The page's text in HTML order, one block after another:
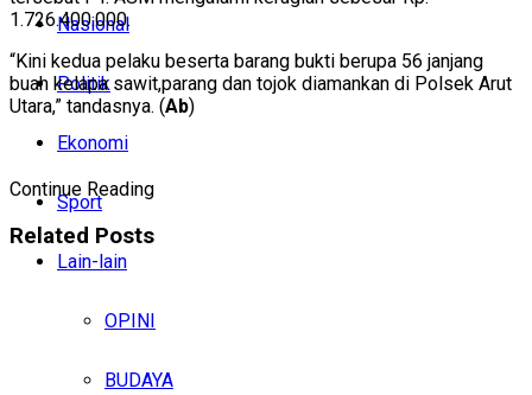
Nasional
Politik
Ekonomi
Sport
Lain-lain
OPINI
BUDAYA
1.726.400.000.
“Kini kedua pelaku beserta barang bukti berupa 56 janjang
buah kelapa sawit,parang dan tojok diamankan di Polsek Arut
Utara,” tandasnya. (Ab)
Continue Reading
Related Posts